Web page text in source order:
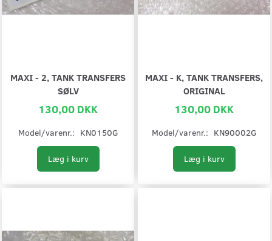
MAXI - 2, TANK TRANSFERS
SØLV
130,00 DKK
Model/varenr.: KN0150G
Læg i kurv
MAXI - K, TANK TRANSFERS,
ORIGINAL
130,00 DKK
Model/varenr.: KN90002G
Læg i kurv